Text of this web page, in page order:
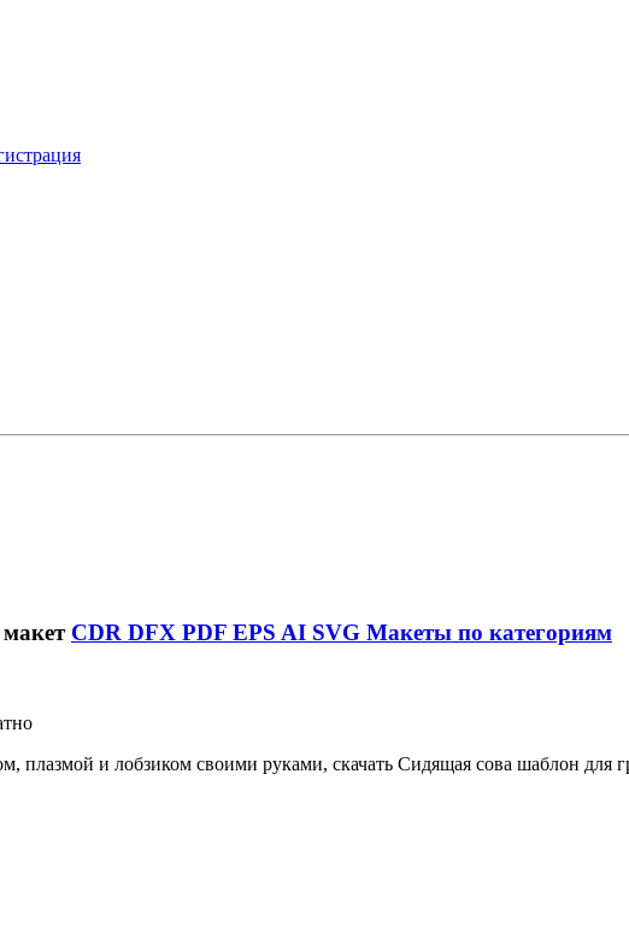
CDR DFX PDF EPS AI SVG Макеты по категориям
плазмой и лобзиком своими руками, скачать Сидящая сова шаблон для